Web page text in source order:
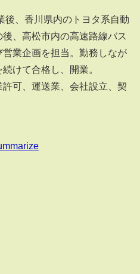
後、香川県内のトヨタ系自動
、高松市内の高速路線バス
業企画を担当。勤務しなが
けて合格し、開業。
可、運送業、会社設立、契